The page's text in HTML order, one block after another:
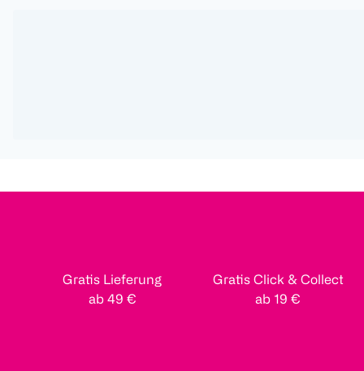
Gratis Lieferung
ab 49 €
Gratis Click & Collect
ab 19 €